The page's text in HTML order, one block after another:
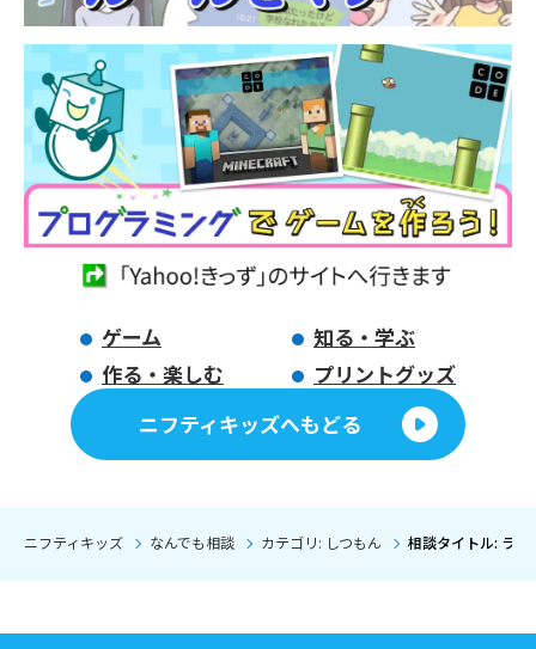
ゲーム
知る・学ぶ
作る・楽しむ
プリントグッズ
ニフティキッズへもどる
ニフティキッズ なんでも相談 カテゴリ: しつもん 相談タイトル: ラ